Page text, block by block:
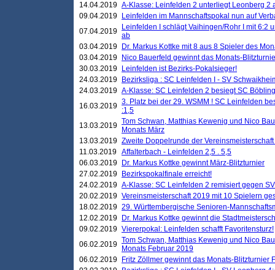
14.04.2019 A-Klasse: Leinfelden 2 unterliegt Leonberg 2
09.04.2019
Leinfelden im Mannschaftspokal nun auf
07.04.2019
Leinfelden I schlägt Vaihingen/Rohr I mit 6:2
ab
03.04.2019
Dr. Markus Kottke mit 8 aus 8 Spieler des
03.04.2019
Nico Bauerfeld gewinnt das Monats-
30.03.2019
Leinfelden ist Bezirks-Pokalsieger!
24.03.2019
Bezirksliga : SC Leinfelden I - SV
24.03.2019 A-Klasse: SC Leinfelden 2 besiegt SC
16.03.2019 3. Platz bei der 29. WSMM ! SC Leinfelden
:1,5
13.03.2019 Tom Schwan, Matthias Kewenig und Nico
Monats März
13.03.2019 Zweite Doppelrunde der
11.03.2019 Affalterbach - Leinfelden 2,5 . 5,5
06.03.2019
Dr. Markus Kottke gewinnt März-Blitzturnier
27.02.2019
Bezirkspokalfinale erreicht!
24.02.2019 A-Klasse: SC Leinfelden 2 remisiert gegen
20.02.2019 Vereinsmeisterschaft 2019 mit 10 Spielern
18.02.2019 29. Württembergische Senioren-
12.02.2019
Dr. Markus Kottke gewinnt die
09.02.2019 Viererpokal: Leinfelden schafft Favoritensturz!
06.02.2019 Tom Schwan, Matthias Kewenig und Nico
Monats Februar 2019
06.02.2019
Fritz Zöllmer gewinnt das Monats-Blitzturnier